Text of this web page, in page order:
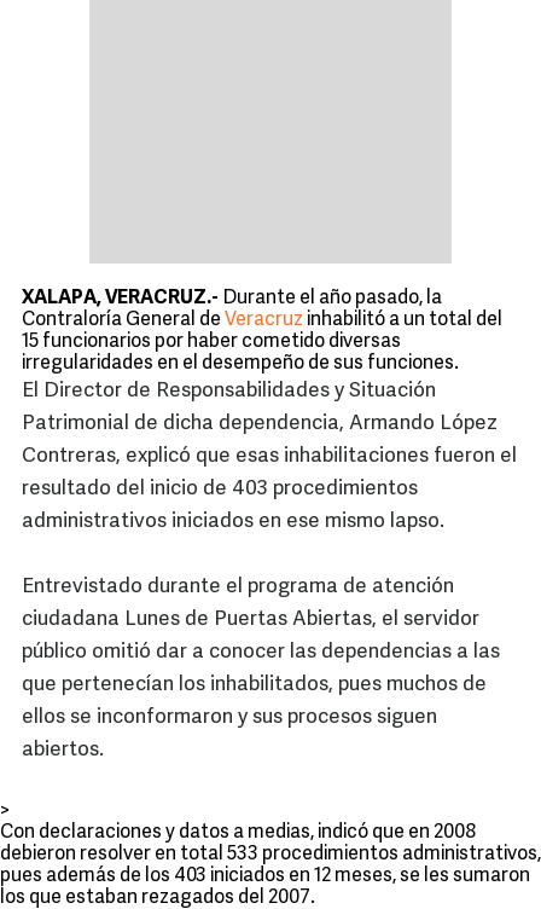
XALAPA, VERACRUZ.- Durante el año pasado, la
Contraloría General de Veracruz inhabilitó a un total del
15 funcionarios por haber cometido diversas
irregularidades en el desempeño de sus funciones.
El Director de Responsabilidades y Situación
Patrimonial de dicha dependencia, Armando López
Contreras, explicó que esas inhabilitaciones fueron el
resultado del inicio de 403 procedimientos
administrativos iniciados en ese mismo lapso.
Entrevistado durante el programa de atención
ciudadana Lunes de Puertas Abiertas, el servidor
público omitió dar a conocer las dependencias a las
que pertenecían los inhabilitados, pues muchos de
ellos se inconformaron y sus procesos siguen
abiertos.
>
Con declaraciones y datos a medias, indicó que en 2008
debieron resolver en total 533 procedimientos administrativos,
pues además de los 403 iniciados en 12 meses, se les sumaron
los que estaban rezagados del 2007.